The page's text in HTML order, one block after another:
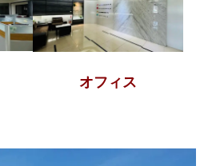
オフィス